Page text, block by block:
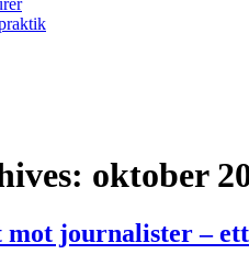
oktober
journalister –